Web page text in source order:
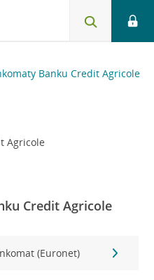
Banku Credit Agricole
Agricole
Credit Agricole
(Euronet)